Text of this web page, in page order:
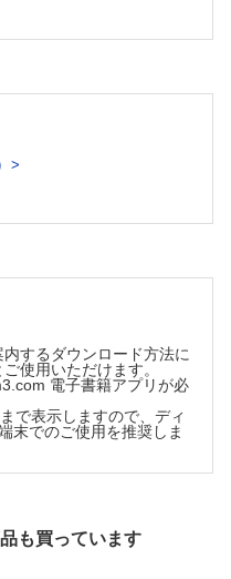
新たに認識できるようになったり
①；短期大学での授業から
究法の活用
・分析方法】
しての有用性と患者理解に
（SCAT）による質的デー
；小児看護学における統計
するダウンロード方法に
使用いただけます。
電子書籍アプリが必
で表示しますので、ディ
末でのご使用を推奨しま
も買っています